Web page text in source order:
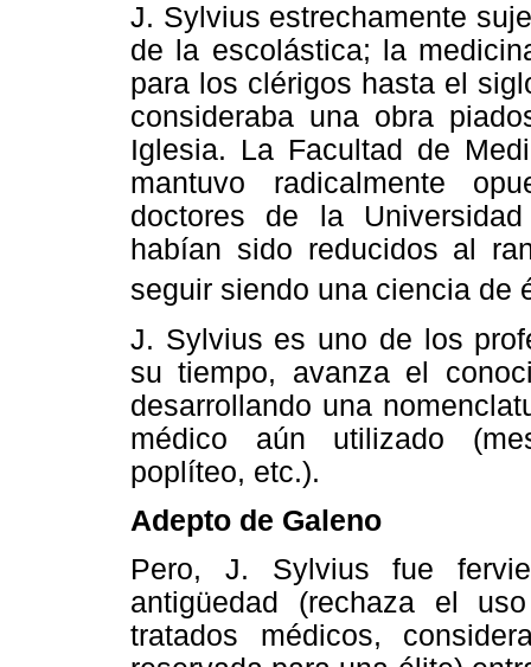
J. Sylvius estrechamente
de la escolástica; la
para los clérigos hasta el
consideraba una obra
Iglesia. La Facultad de
mantuvo radicalmente
doctores de la
habían sido reducidos al
seguir siendo una ciencia de
J. Sylvius es uno de los
su tiempo, avanza el
desarrollando una
médico aún utilizado
poplíteo, etc.).
Adepto de Galeno
Pero, J. Sylvius fue
antigüedad (rechaza el
tratados médicos,